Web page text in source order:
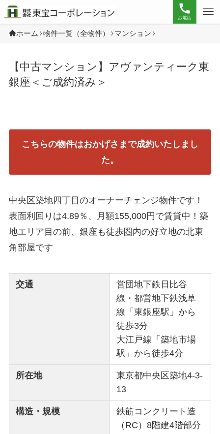
お電話
ホーム 物件一覧（全物件） マンション
【中古マンション】アヴァンティーク東
銀座＜ご成約済み＞
こちらの物件はおかげさまで成約いたしまし
た。
中央区築地四丁目のオーナーチェンジ物件です！
表面利回りは4.89％、月額155,000円で賃貸中！築
地エリア目の前、銀座も徒歩圏内の好立地の北東
角部屋です
交通
営団地下鉄日比谷
線・都営地下鉄浅草
線「東銀座駅」から
徒歩3分
大江戸線「築地市場
駅」から徒歩4分
所在地
東京都中央区築地4-3-
13
構造・規模
鉄筋コンクリート造
（RC）8階建4階部分